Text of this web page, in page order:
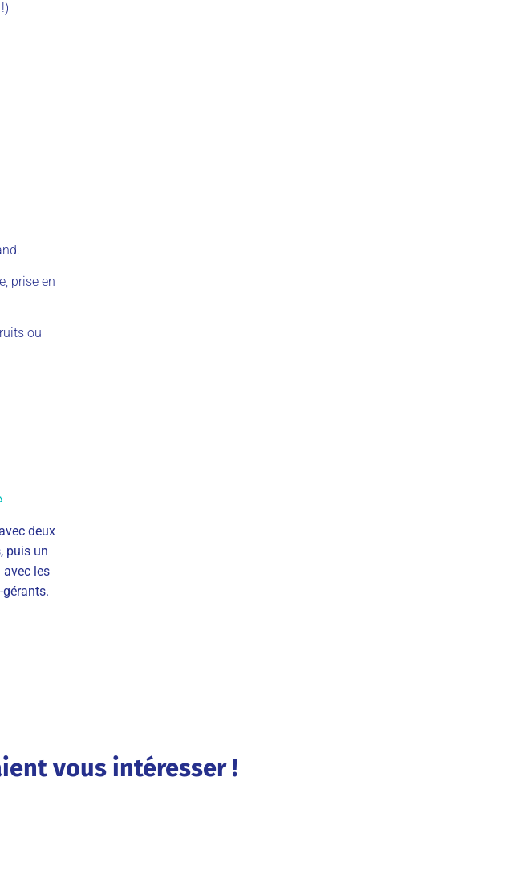
prise en
ou
deux
puis un
avec les
vous intéresser !